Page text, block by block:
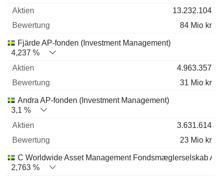
13.232.104
84 Mio kr
Fjärde AP-fonden (Investment Management)
4,237 %
4.963.357
31 Mio kr
Andra AP-fonden (Investment Management)
3,1 %
3.631.614
23 Mio kr
C Worldwide Asset Management Fondsmæglerselskab
2,763 %